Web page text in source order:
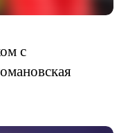
с